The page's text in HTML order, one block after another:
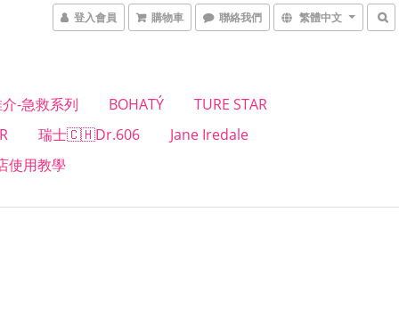
登入會員 購物車 聯絡我們 繁體中文
-急救系列 BOHATÝ
TURE STAR
瑞士🇨🇭Dr.606
Jane Iredale
使用教學